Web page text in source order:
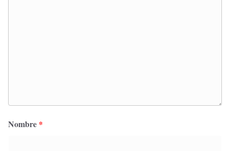
Nombre *